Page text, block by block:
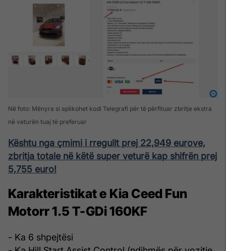
Në foto: Mënyra si aplikohet kodi Telegrafi për të përfituar zbritje ekstra
në veturën tuaj të preferuar
Kështu nga çmimi i rregullt prej 22,949 eurove,
zbritja totale në këtë super veturë kap shifrën prej
5,755 euro!
Karakteristikat e Kia Ceed Fun
Motorr 1.5 T-GDi 160KF
- Ka 6 shpejtësi